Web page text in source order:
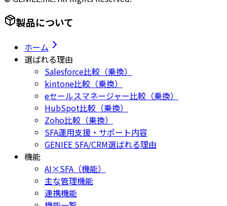
製品について
ホーム
選ばれる理由
Salesforce比較（乗換）
kintone比較（乗換）
eセールスマネージャー比較（乗換）
HubSpot比較（乗換）
Zoho比較（乗換）
SFA運用支援・サポート内容
GENIEE SFA/CRM選ばれる理由
機能
AI×SFA（機能）
主な管理機能
連携機能